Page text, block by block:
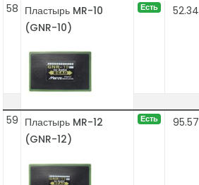
58 Пластырь MR-10
(GNR-10)
Есть 52.34
59 Пластырь MR-12
(GNR-12)
Есть 95.57